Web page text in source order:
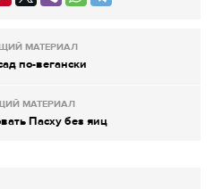
МАТЕРИАЛ
по-вегански
МАТЕРИАЛ
Пасху без яиц